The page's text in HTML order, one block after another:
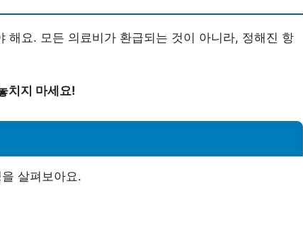
해요. 모든 의료비가 환급되는 것이 아니라, 정해진 항
치지 마세요!
살펴보아요.